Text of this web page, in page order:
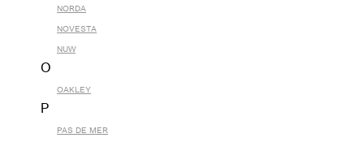
NORDA
NOVESTA
NUW
O
OAKLEY
P
PAS DE MER